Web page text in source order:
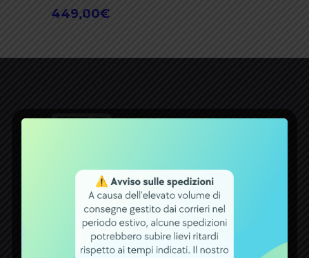
449,00€
GIDI opera nel settore delle batterie.
Un bel traguardo raggiunto, che
premia tutti coloro che con fiducia si
rivolgono a noi per qualsiasi esigenza
attinente a batterie, carica batterie,